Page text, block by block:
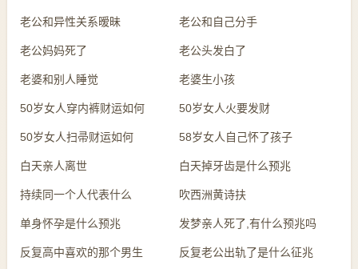
老公和异性关系暧昧 老公和自己分手
老公妈妈死了 老公头发白了
老婆和别人睡觉 老婆生小孩
50岁女人穿内裤财运如何 50岁女人火要发财
50岁女人扫帚财运如何 58岁女人自己怀了孩子
白天亲人离世 白天掉牙齿是什么预兆
持续同一个人代表什么 吹西洲黄诗扶
单身怀孕是什么预兆 发梦亲人死了,有什么预兆吗
反复高中喜欢的那个男生 反复老公出轨了是什么征兆